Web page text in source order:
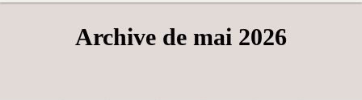
Archive de mai 2026